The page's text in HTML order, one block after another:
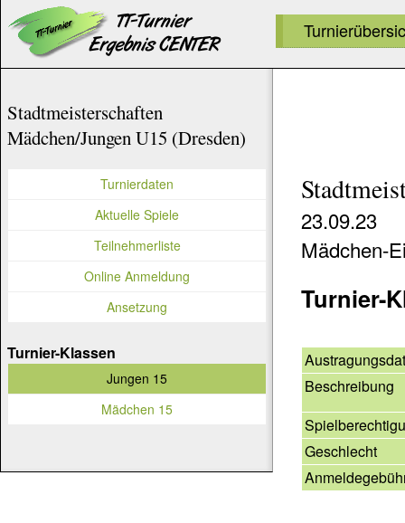
23.09.23
Mädchen-
Turnier-
Beschreibung
Geschlecht
Stadtmeisterschaften
Mädchen/Jungen U15 (Dresden)
Turnierdaten
Aktuelle Spiele
Teilnehmerliste
Online Anmeldung
Ansetzung
Turnier-Klassen
Jungen 15
Mädchen 15